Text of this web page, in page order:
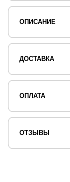
ОПИСАНИЕ
ДОСТАВКА
ОПЛАТА
ОТЗЫВЫ